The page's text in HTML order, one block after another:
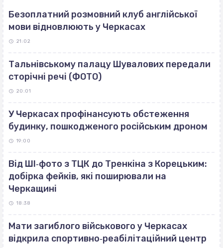
Безоплатний розмовний клуб англійської
мови відновлюють у Черкасах
21:02
Тальнівському палацу Шувалових передали
сторічні речі (ФОТО)
20:01
У Черкасах профінансують обстеження
будинку, пошкодженого російським дроном
19:00
Від ШІ‐фото з ТЦК до Тренкіна з Корецьким:
добірка фейків, які поширювали на
Черкащині
18:38
Мати загиблого військового у Черкасах
відкрила спортивно‐реабілітаційний центр